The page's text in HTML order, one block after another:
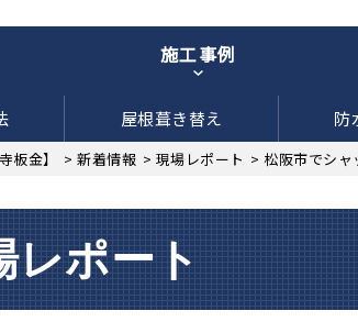
施工事例
屋根葺き替え 防
板金】 > 新着情報 > 現場レポート > 松阪市でシャ
レポート